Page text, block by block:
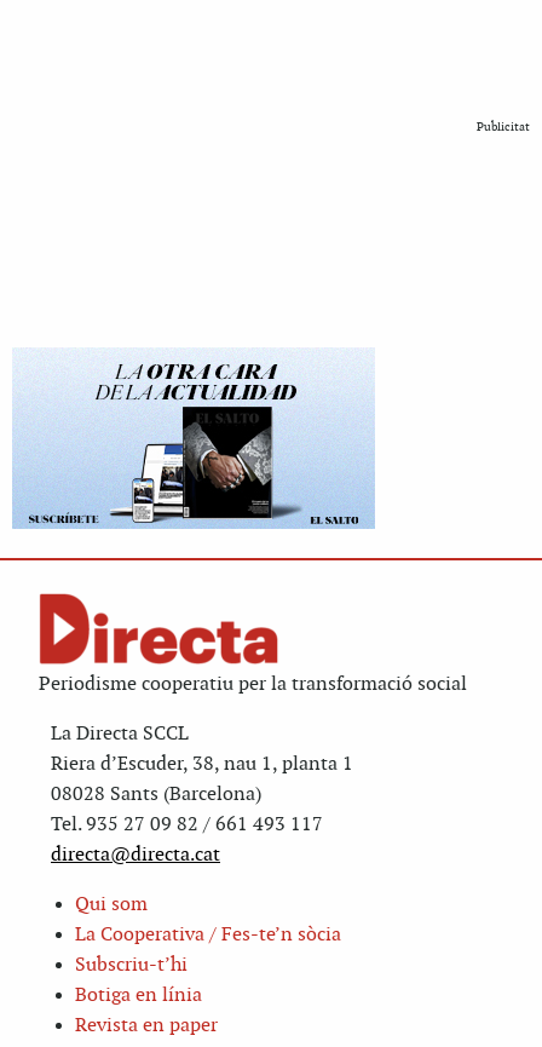
Publicitat
Periodisme cooperatiu per la transformació social
La Directa SCCL
Riera d’Escuder, 38, nau 1, planta 1
08028 Sants (Barcelona)
Tel. 935 27 09 82 / 661 493 117
directa@directa.cat
Qui som
La Cooperativa / Fes-te’n sòcia
Subscriu-t’hi
Botiga en línia
Revista en paper